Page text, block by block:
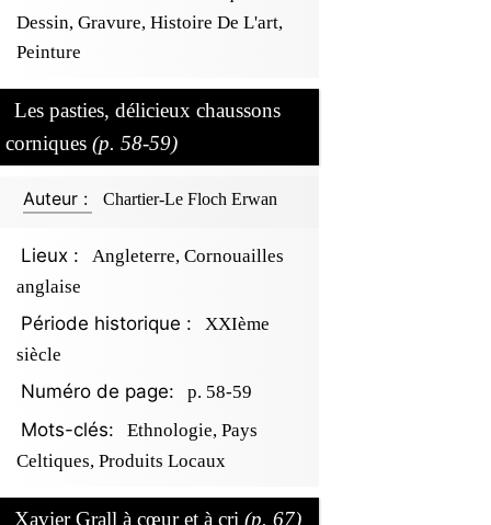
Dessin, Gravure, Histoire De L'art,
Peinture
Les pasties, délicieux chaussons
corniques (p. 58-59)
Auteur : Chartier-Le Floch Erwan
Lieux :
Angleterre, Cornouailles
anglaise
Période historique :
XXIème
siècle
Numéro de page: p. 58-59
Mots-clés:
Ethnologie, Pays
Celtiques, Produits Locaux
Xavier Grall à cœur et à cri (p. 67)